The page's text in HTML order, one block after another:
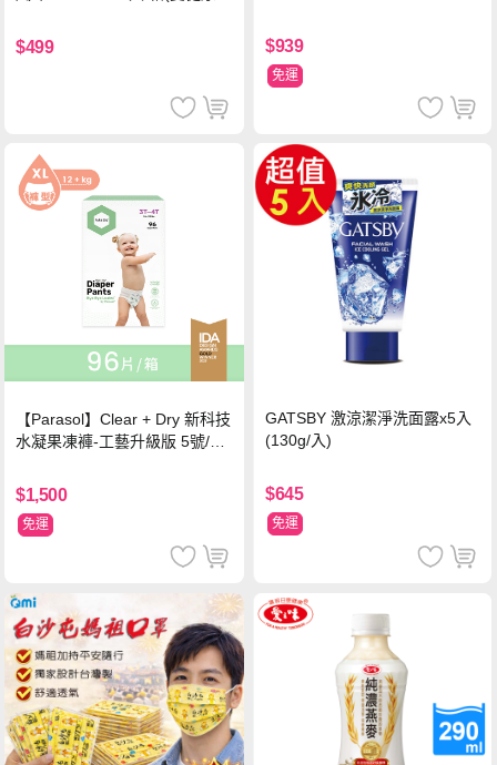
$499 $939
免運
【Parasol】Clear + Dry 新科技
水凝果凍褲-工藝升級版 5號/XL
$1,500
免運
GATSBY 激涼潔淨洗面露x5入
(130g/入)
$645
免運